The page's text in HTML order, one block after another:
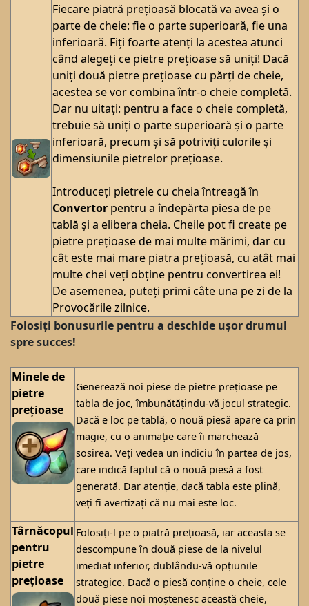
Fiecare piatră prețioasă blocată va avea și o
parte de cheie: fie o parte superioară, fie una
inferioară. Fiți foarte atenți la acestea atunci
când alegeți ce pietre prețioase să uniți! Dacă
uniți două pietre prețioase cu părți de cheie,
acestea se vor combina într-o cheie completă.
Dar nu uitați: pentru a face o cheie completă,
trebuie să uniți o parte superioară și o parte
inferioară, precum și să potriviți culorile și
dimensiunile pietrelor prețioase.
Introduceți pietrele cu cheia întreagă în
Convertor pentru a îndepărta piesa de pe
tablă și a elibera cheia. Cheile pot fi create pe
pietre prețioase de mai multe mărimi, dar cu
cât este mai mare piatra prețioasă, cu atât mai
multe chei veți obține pentru convertirea ei!
De asemenea, puteți primi câte una pe zi de la
Provocările zilnice.
Folosiți bonusurile pentru a deschide ușor drumul
spre succes!
Minele de
pietre
prețioase
Generează noi piese de pietre prețioase pe
tabla de joc, îmbunătățindu-vă jocul strategic.
Dacă e loc pe tablă, o nouă piesă apare ca prin
magie, cu o animație care îi marchează
sosirea. Veți vedea un indiciu în partea de jos,
care indică faptul că o nouă piesă a fost
generată. Dar atenție, dacă tabla este plină,
veți fi avertizați că nu mai este loc.
Târnăcopul
pentru
pietre
prețioase
Folosiți-l pe o piatră prețioasă, iar aceasta se
descompune în două piese de la nivelul
imediat inferior, dublându-vă opțiunile
strategice. Dacă o piesă conține o cheie, cele
două piese noi moștenesc această cheie,